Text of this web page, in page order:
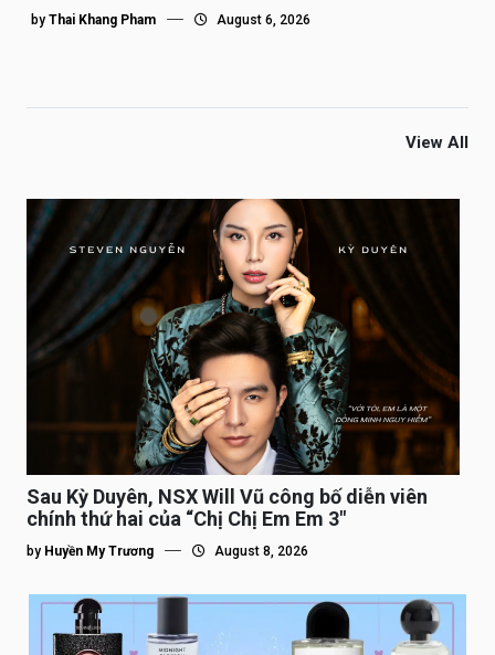
by Thai Khang Pham August 6, 2026
View All
Sau Kỳ Duyên, NSX Will Vũ công bố diễn viên
chính thứ hai của “Chị Chị Em Em 3″
by Huyền My Trương August 8, 2026